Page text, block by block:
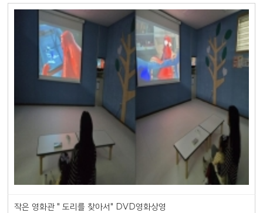
작은 영화관 " 도리를 찾아서" DVD영화상영